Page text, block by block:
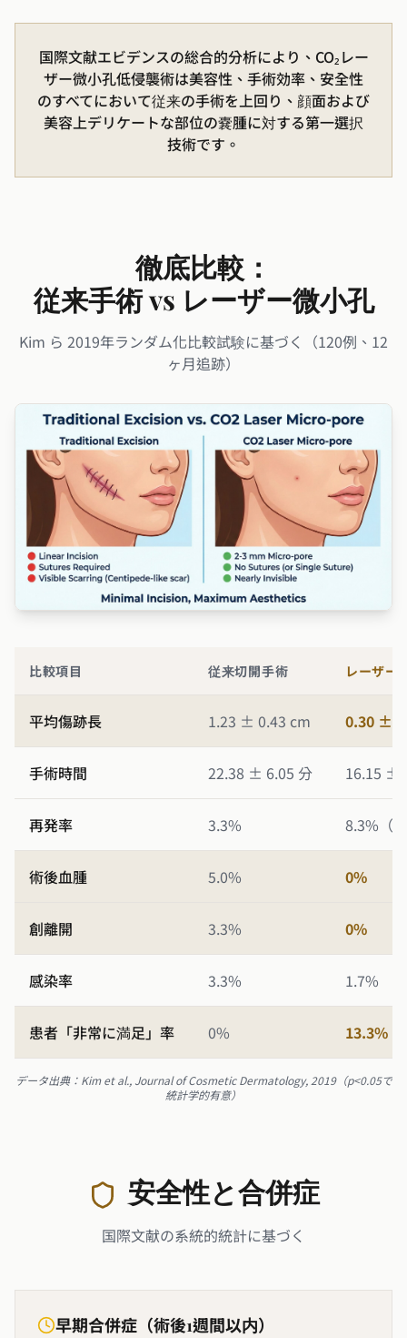
国際文献エビデンスの総合的分析により、CO₂レー
ザー微小孔低侵襲術は美容性、手術効率、安全性
のすべてにおいて従来の手術を上回り、顔面および
美容上デリケートな部位の嚢腫に対する第一選択
技術です。
徹底比較：
従来手術 vs レーザー微小孔
Kim ら 2019年ランダム化比較試験に基づく（120例、12
ヶ月追跡）
比較項目 従来切開手術 レーザー
平均傷跡長 1.23 ± 0.43 cm 0.30 ±
手術時間 22.38 ± 6.05 分 16.15 ±
再発率 3.3% 8.3%（
術後血腫 5.0% 0%
創離開 3.3% 0%
感染率 3.3% 1.7%
患者「非常に満足」率 0% 13.3%
データ出典：Kim et al., Journal of Cosmetic Dermatology, 2019（p<0.05で
統計学的有意）
安全性と合併症
国際文献の系統的統計に基づく
早期合併症（術後1週間以内）